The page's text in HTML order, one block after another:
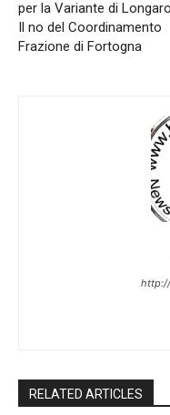
per la Variante di
Il no del Coordinamento
Frazione di Fortogna
RELATED ARTICLES